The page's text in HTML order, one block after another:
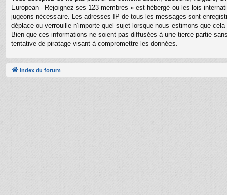
European - Rejoignez ses 123 membres » est hébergé ou les lois
jugeons nécessaire. Les adresses IP de tous les messages sont
déplace ou verrouille n’importe quel sujet lorsque nous estimons que
Bien que ces informations ne soient pas diffusées à une tierce partie
tentative de piratage visant à compromettre les données.
Index du forum